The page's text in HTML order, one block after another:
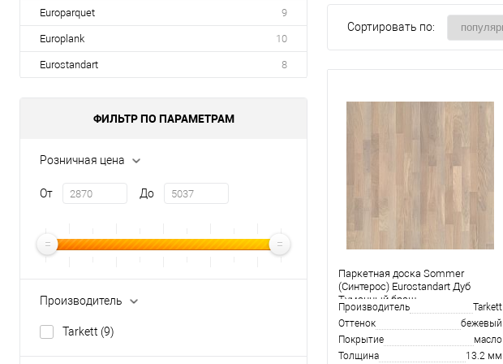
Europarquet 9
Europlank 10
Eurostandart 8
ФИЛЬТР ПО ПАРАМЕТРАМ
Розничная цена
От До
Производитель
Tarkett (9)
Сортировать по:
Паркетная доска Sommer
(Синтерос) Eurostandart Дуб
Туманный браш
Производитель
Tarkett
Оттенок
бежевый
Покрытие
масло
Толщина
13.2 мм